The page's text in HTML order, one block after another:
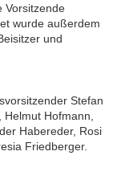
Vorsitzende
wurde außerdem
und
Stefan
Hofmann,
Habereder, Rosi
Friedberger.